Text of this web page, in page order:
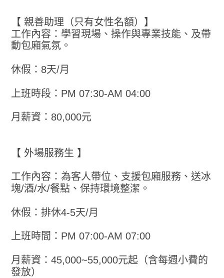
【 親善助理（只有女性名額）】
工作內容：學習現場、操作與專業技能、及帶
動包廂氣氛。
休假：8天/月
上班時段：PM 07:30-AM 04:00
月薪資：80,000元
【 外場服務生 】
工作內容：為客人帶位、支援包廂服務、送冰
塊/酒/水/餐點、保持環境整潔。
休假：排休4-5天/月
上班時間：PM 07:00-AM 07:00
月薪資：45,000~55,000元起（含每週小費的
發放）